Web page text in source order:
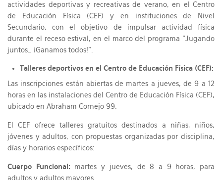
actividades deportivas y recreativas de verano, en el Centro
de Educación Física (CEF) y en instituciones de Nivel
Secundario, con el objetivo de impulsar actividad física
durante el receso estival, en el marco del programa “Jugando
juntos… ¡Ganamos todos!".
Talleres deportivos en el Centro de Educación Física (CEF):
Las inscripciones están abiertas de martes a jueves, de 9 a 12
horas en las instalaciones del Centro de Educación Física (CEF),
ubicado en Abraham Cornejo 99.
El CEF ofrece talleres gratuitos destinados a niñas, niños,
jóvenes y adultos, con propuestas organizadas por disciplina,
días y horarios específicos:
Cuerpo Funcional: martes y jueves, de 8 a 9 horas, para
adultos y adultos mayores.